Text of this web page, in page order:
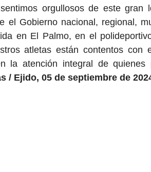
orgullosos de este gran
el Gobierno nacional, regional,
en El Palmo, en el
atletas están contentos con
la atención integral de quienes
/ Ejido, 05 de septiembre de